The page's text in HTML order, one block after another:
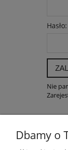
Hasło:
Nie
Dbamy o